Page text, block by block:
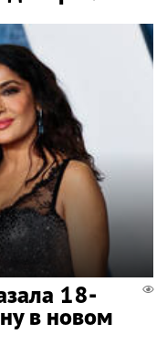
18-
в новом